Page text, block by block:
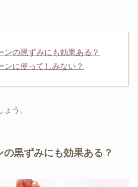
ンの黒ずみにも効果ある？
ンに使ってしみない？
う。
黒ずみにも効果ある？